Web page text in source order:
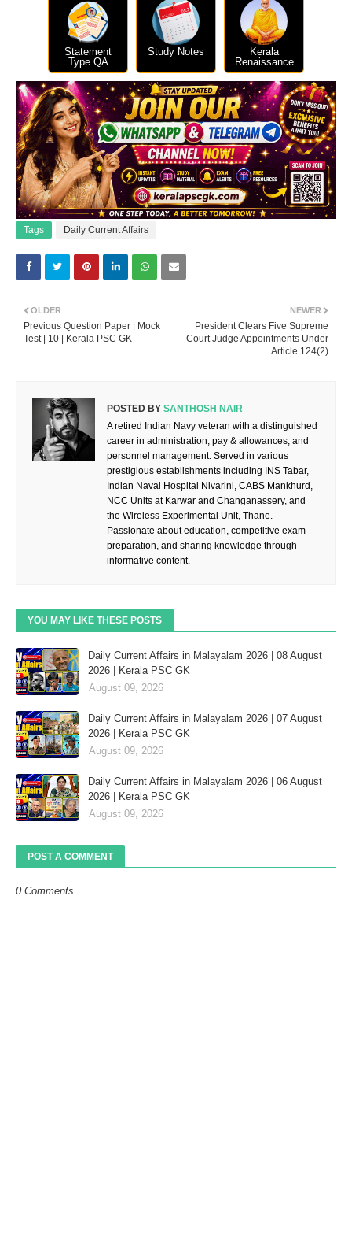
Statement
Type QA
Study Notes
Kerala
Renaissance
Tags Daily Current Affairs
NEWER
President Clears Five Supreme
Court Judge Appointments Under
Article 124(2)
OLDER
Previous Question Paper | Mock
Test | 10 | Kerala PSC GK
POSTED BY SANTHOSH NAIR
A retired Indian Navy veteran with a distinguished
career in administration, pay & allowances, and
personnel management. Served in various
prestigious establishments including INS Tabar,
Indian Naval Hospital Nivarini, CABS Mankhurd,
NCC Units at Karwar and Changanassery, and
the Wireless Experimental Unit, Thane.
Passionate about education, competitive exam
preparation, and sharing knowledge through
informative content.
YOU MAY LIKE THESE POSTS
Daily Current Affairs in Malayalam 2026 | 08 August
2026 | Kerala PSC GK
August 09, 2026
Daily Current Affairs in Malayalam 2026 | 07 August
2026 | Kerala PSC GK
August 09, 2026
Daily Current Affairs in Malayalam 2026 | 06 August
2026 | Kerala PSC GK
August 09, 2026
POST A COMMENT
0 Comments